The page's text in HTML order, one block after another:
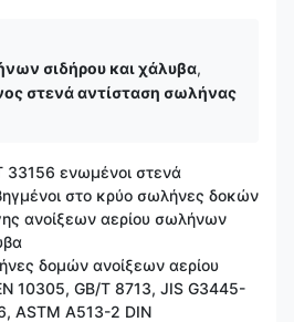
σιδήρου και χάλυβα,
στενά αντίσταση σωλήνας
33156 ενωμένοι στενά
στο κρύο σωλήνες δοκών
ανοίξεων αερίου σωλήνων
δομών ανοίξεων αερίου
10305, GB/T 8713, JIS G3445-
ASTM A513-2 DIN